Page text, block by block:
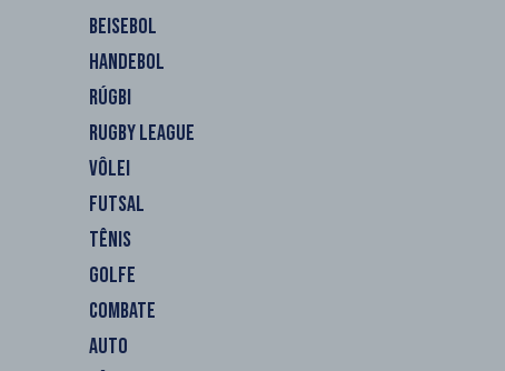
BEISEBOL
HANDEBOL
RÚGBI
RUGBY LEAGUE
VÔLEI
FUTSAL
TÊNIS
GOLFE
COMBATE
AUTO